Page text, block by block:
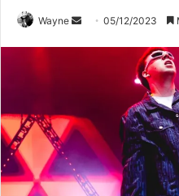
Wayne
Send05/12/2023